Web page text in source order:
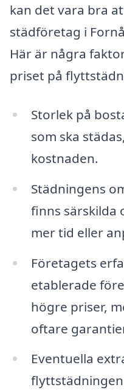
kan det vara bra
städföretag i
Här är några
priset på
Storlek på
som ska
kostnaden.
Städningens
finns särskilda
mer tid eller
Företagets
etablerade
högre priser,
oftare
Eventuella